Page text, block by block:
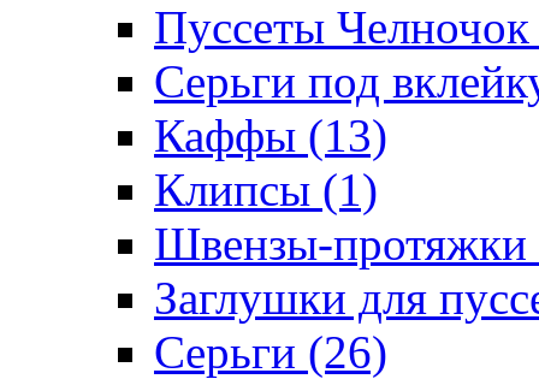
Пуссеты
Серьги под
Каффы (13)
Клипсы (1)
Швензы-протяжки
Заглушки для
Серьги (26)